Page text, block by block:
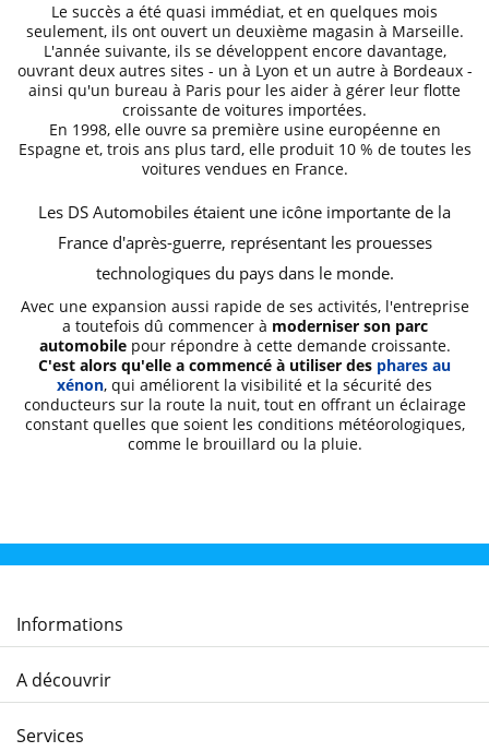
Le succès a été quasi immédiat, et en quelques mois
seulement, ils ont ouvert un deuxième magasin à Marseille.
L'année suivante, ils se développent encore davantage,
ouvrant deux autres sites - un à Lyon et un autre à Bordeaux -
ainsi qu'un bureau à Paris pour les aider à gérer leur flotte
croissante de voitures importées.
En 1998, elle ouvre sa première usine européenne en
Espagne et, trois ans plus tard, elle produit 10 % de toutes les
voitures vendues en France.
Les DS Automobiles étaient une icône importante de la
France d'après-guerre, représentant les prouesses
technologiques du pays dans le monde.
Avec une expansion aussi rapide de ses activités, l'entreprise
a toutefois dû commencer à moderniser son parc
automobilepour répondre à cette demande croissante.
C'est alors qu'elle a commencé à utiliser des phares au
xénon, qui améliorent la visibilité et la sécurité des
conducteurs sur la route la nuit, tout en offrant un éclairage
constant quelles que soient les conditions météorologiques,
comme le brouillard ou la pluie.
Informations
A découvrir
Services